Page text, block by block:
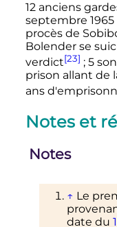
12 anciens
septembre 1965
procès de
Bolender se
verdict[23] ; 5
prison allant de
ans
Notes et
Notes
↑ Le
date du